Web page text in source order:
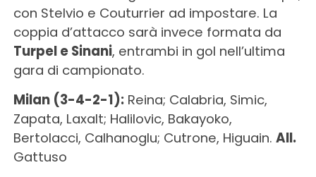
con Stelvio e Couturrier ad impostare. La
coppia d’attacco sarà invece formata da
Turpel e Sinani, entrambi in gol nell’ultima
gara di campionato.
Milan (3-4-2-1):Reina; Calabria, Simic,
Zapata, Laxalt; Halilovic, Bakayoko,
Bertolacci, Calhanoglu; Cutrone, Higuain. All.
Gattuso